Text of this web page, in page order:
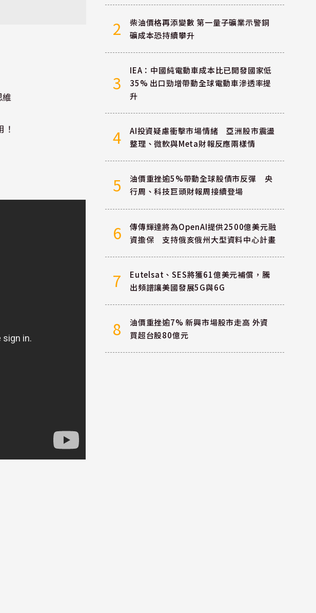
2
柴油價格再添變數 第一量子礦業示警銅
礦成本恐持續攀升
3
IEA：中國純電動車成本比已開發國家低
35% 出口勁增帶動全球電動車滲透率提
升
4
AI投資疑慮衝擊市場情緒 亞洲股市震盪
整理、微軟與Meta財報反應兩樣情
5
油價重挫逾5%帶動全球股債市反彈 央
行周、科技巨頭財報周接續登場
6
傳傳輝達將為OpenAI提供2500億美元融
資擔保 支持俄亥俄州大型資料中心計畫
7
Eutelsat、SES將獲61億美元補償，騰
出頻譜讓美國發展5G與6G
8
油價重挫逾7% 新興市場股市走高 外資
買超台股80億元